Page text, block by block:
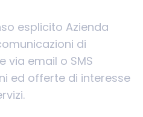
esplicito Azienda
di
email o SMS
ed offerte di interesse